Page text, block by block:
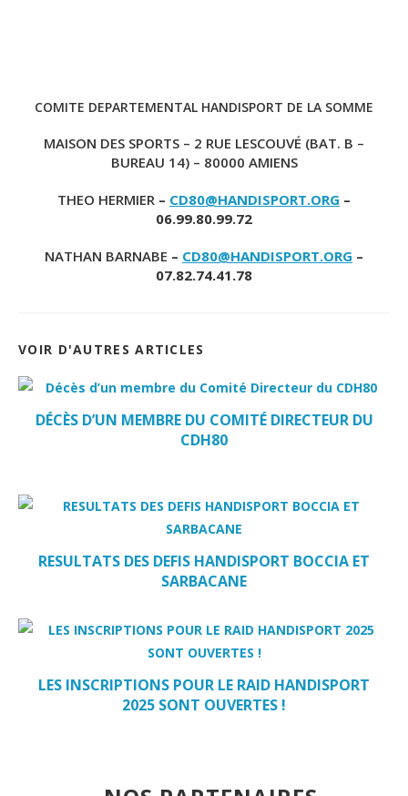
COMITE DEPARTEMENTAL HANDISPORT DE LA SOMME
MAISON DES SPORTS – 2 RUE LESCOUVÉ (BAT. B –
BUREAU 14) – 80000 AMIENS
THEO HERMIER – CD80@HANDISPORT.ORG –
06.99.80.99.72
NATHAN BARNABE – CD80@HANDISPORT.ORG –
07.82.74.41.78
VOIR D'AUTRES ARTICLES
DÉCÈS D’UN MEMBRE DU COMITÉ DIRECTEUR DU
CDH80
RESULTATS DES DEFIS HANDISPORT BOCCIA ET
SARBACANE
LES INSCRIPTIONS POUR LE RAID HANDISPORT
2025 SONT OUVERTES !